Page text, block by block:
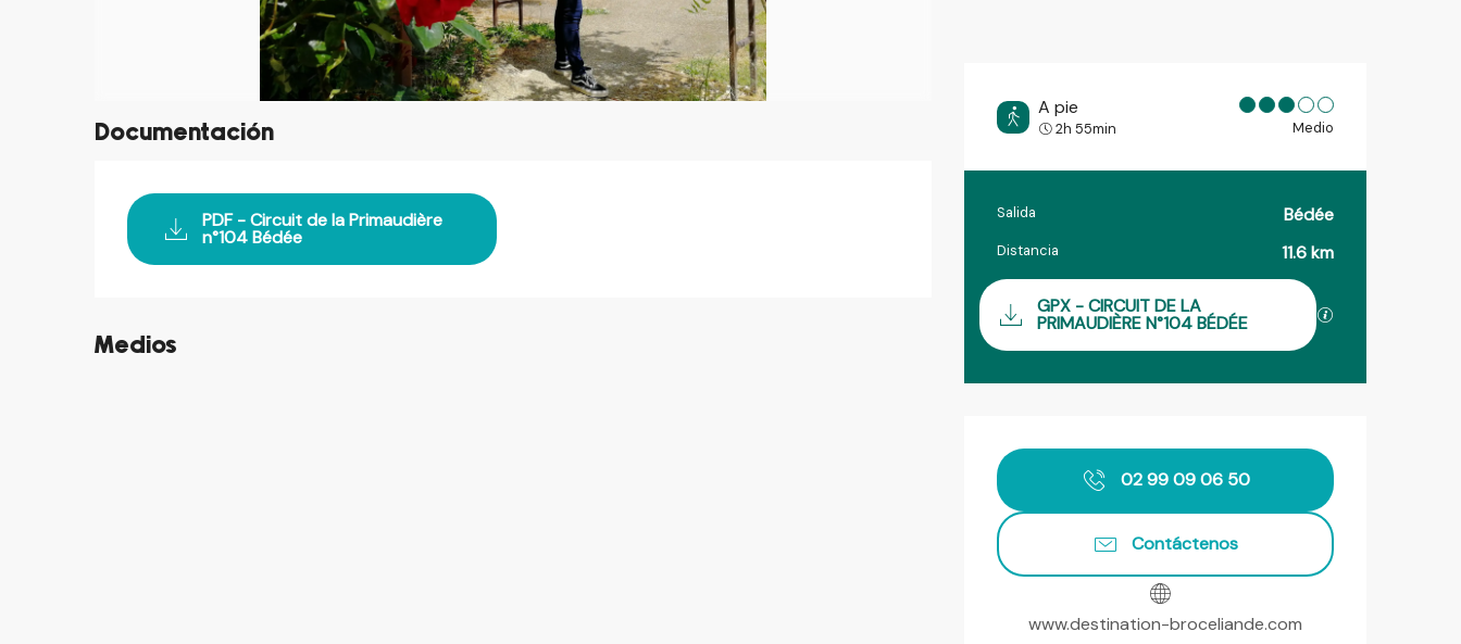
A pie
2h 55min Medio
Información práctica
Salida Bédée
Distancia 11.6 km
Documentación
GPX - CIRCUIT DE LA
PRIMAUDIÈRE N°104 BÉDÉE Los archivos
Horarios y datos de
02 99 09 06 50
Contáctenos
www.destination-broceliande.com
Documentación
PDF - Circuit de la Primaudière
n°104 Bédée
Medios
©